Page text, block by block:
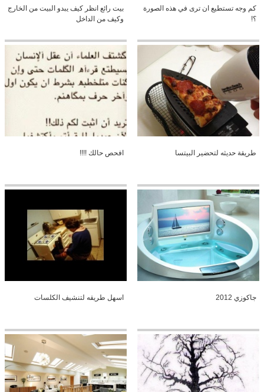
كم وجه تستطيع ان ترى في هذه الصورة
؟!
بيت رائع انظر كيف يبدو البيت من الخارج
وكيف من الداخل
طريقة حديثه لتحضير البيتسا افحص حالك !!!!
جاكوزي 2012 اسهل طريقه لتنشيف الكلسات